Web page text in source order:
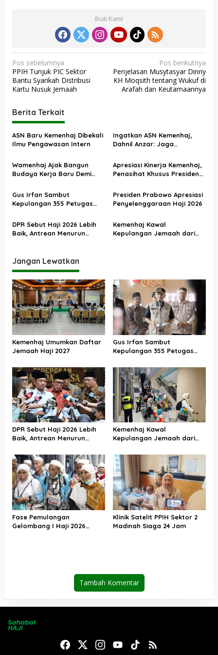
Ikuti Kami
N
a
v
g
a
s
p
s
Pos sebelumnya
PPIH Tunjuk PIC Sektor
Bantu Syarikah Distribusi
Kartu Nusuk Jemaah
Pos berikutnya
Penjelasan Musytasyar Dinny
KH Moqsith tentang Wukuf di
Arafah dan Keutamaannya
Berita Terkait
ASN Baru Kemenhaj Dibekali
Ilmu Pengawasan Intern
Ingatkan ASN Kemenhaj,
Dahnil Anzar: Jaga
Menjadikan Jemaah
sebagai Komoditas
Wamenhaj Ajak Bangun
Budaya Kerja Baru Demi
Jemaah
Apresiasi Kinerja Kemenhaj,
Penasihat Khusus Presiden
Penyelenggaraan Haji
Berjalan Baik
Gus Irfan Sambut
Kepulangan 355 Petugas
Presiden Prabowo Apresiasi
Penyelenggaraan Haji 2026
DPR Sebut Haji 2026 Lebih
Baik, Antrean Menurun
Kemenhaj Kawal
Kepulangan Jemaah dari
Jangan Lewatkan
Kemenhaj Umumkan Daftar
Jemaah Haji 2027
Gus Irfan Sambut
Kepulangan 355 Petugas
DPR Sebut Haji 2026 Lebih
Baik, Antrean Menurun
Kemenhaj Kawal
Kepulangan Jemaah dari
Akan Didistribusikan di
Tanah Air
Fase Pemulangan
Gelombang I Haji 2026
Klinik Satelit PPIH Sektor 2
Madinah Siaga 24 Jam
Tambah Komentar